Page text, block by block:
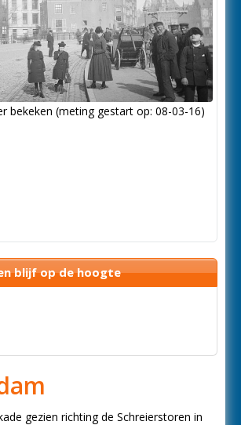
bekeken (meting gestart op: 08-03-16)
blijf op de hoogte
gezien richting de Schreierstoren in